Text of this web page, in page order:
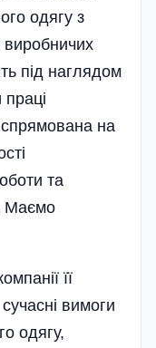
одягу з
під наглядом
праці
на
та
Маємо
її
вимоги
одягу,